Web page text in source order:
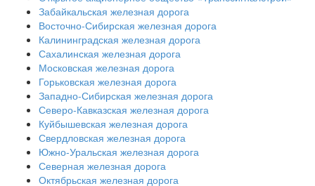
Забайкальская железная дорога
Восточно-Сибирская железная дорога
Калининградская железная дорога
Сахалинская железная дорога
Московская железная дорога
Горьковская железная дорога
Западно-Сибирская железная дорога
Северо-Кавказская железная дорога
Куйбышевская железная дорога
Свердловская железная дорога
Южно-Уральская железная дорога
Северная железная дорога
Октябрьская железная дорога